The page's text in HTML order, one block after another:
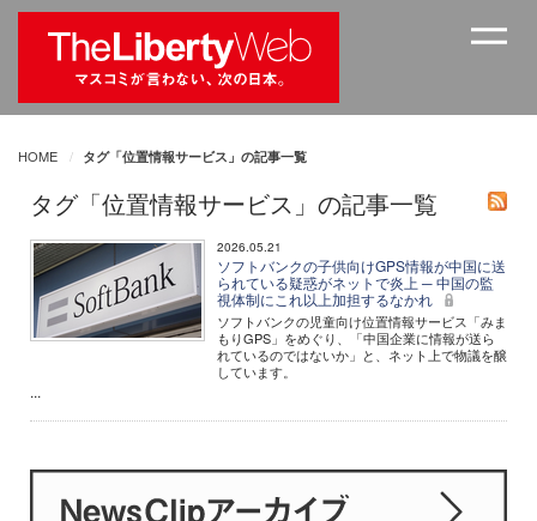
HOME タグ「位置情報サービス」の記事一覧
タグ「位置情報サービス」の記事一覧
2026.05.21
ソフトバンクの子供向けGPS情報が中国に送
られている疑惑がネットで炎上 ─ 中国の監
視体制にこれ以上加担するなかれ
ソフトバンクの児童向け位置情報サービス「みま
もりGPS」をめぐり、「中国企業に情報が送ら
れているのではないか」と、ネット上で物議を醸
しています。
...